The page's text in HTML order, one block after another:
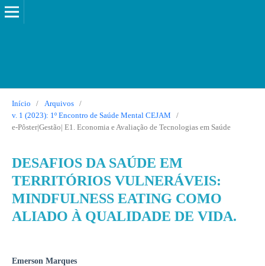
Início / Arquivos
/
v. 1 (2023): 1º Encontro de Saúde Mental CEJAM
/
e-Pôster|Gestão| E1. Economia e Avaliação de Tecnologias em Saúde
DESAFIOS DA SAÚDE EM
TERRITÓRIOS VULNERÁVEIS:
MINDFULNESS EATING COMO
ALIADO À QUALIDADE DE VIDA.
Emerson Marques